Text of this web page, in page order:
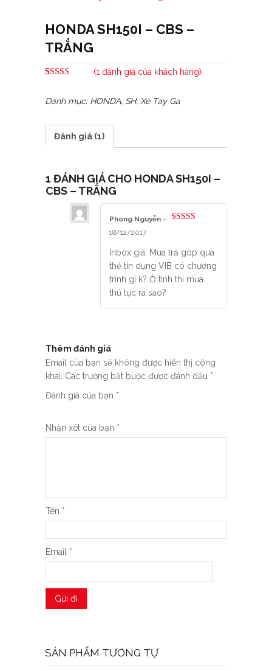
HONDA SH150I – CBS –
TRẮNG
đánh giá
(1 đánh giá của khách hàng)
Danh mục: HONDA, SH, Xe Tay Ga
Đánh giá (1)
1 ĐÁNH GIÁ CHO HONDA SH150I –
CBS – TRẮNG
Phong Nguyễn –
18/12/2017
Inbox giá. Mua trả góp qua
thẻ tín dụng VIB có chương
trình gì k? Ở tỉnh thì mua
thủ tục ra sao?
Thêm đánh giá
Email của bạn sẽ không được hiển thị công
khai. Các trường bắt buộc được đánh dấu *
Đánh giá của bạn *
Nhận xét của bạn *
Tên *
Email *
SẢN PHẨM TƯƠNG TỰ